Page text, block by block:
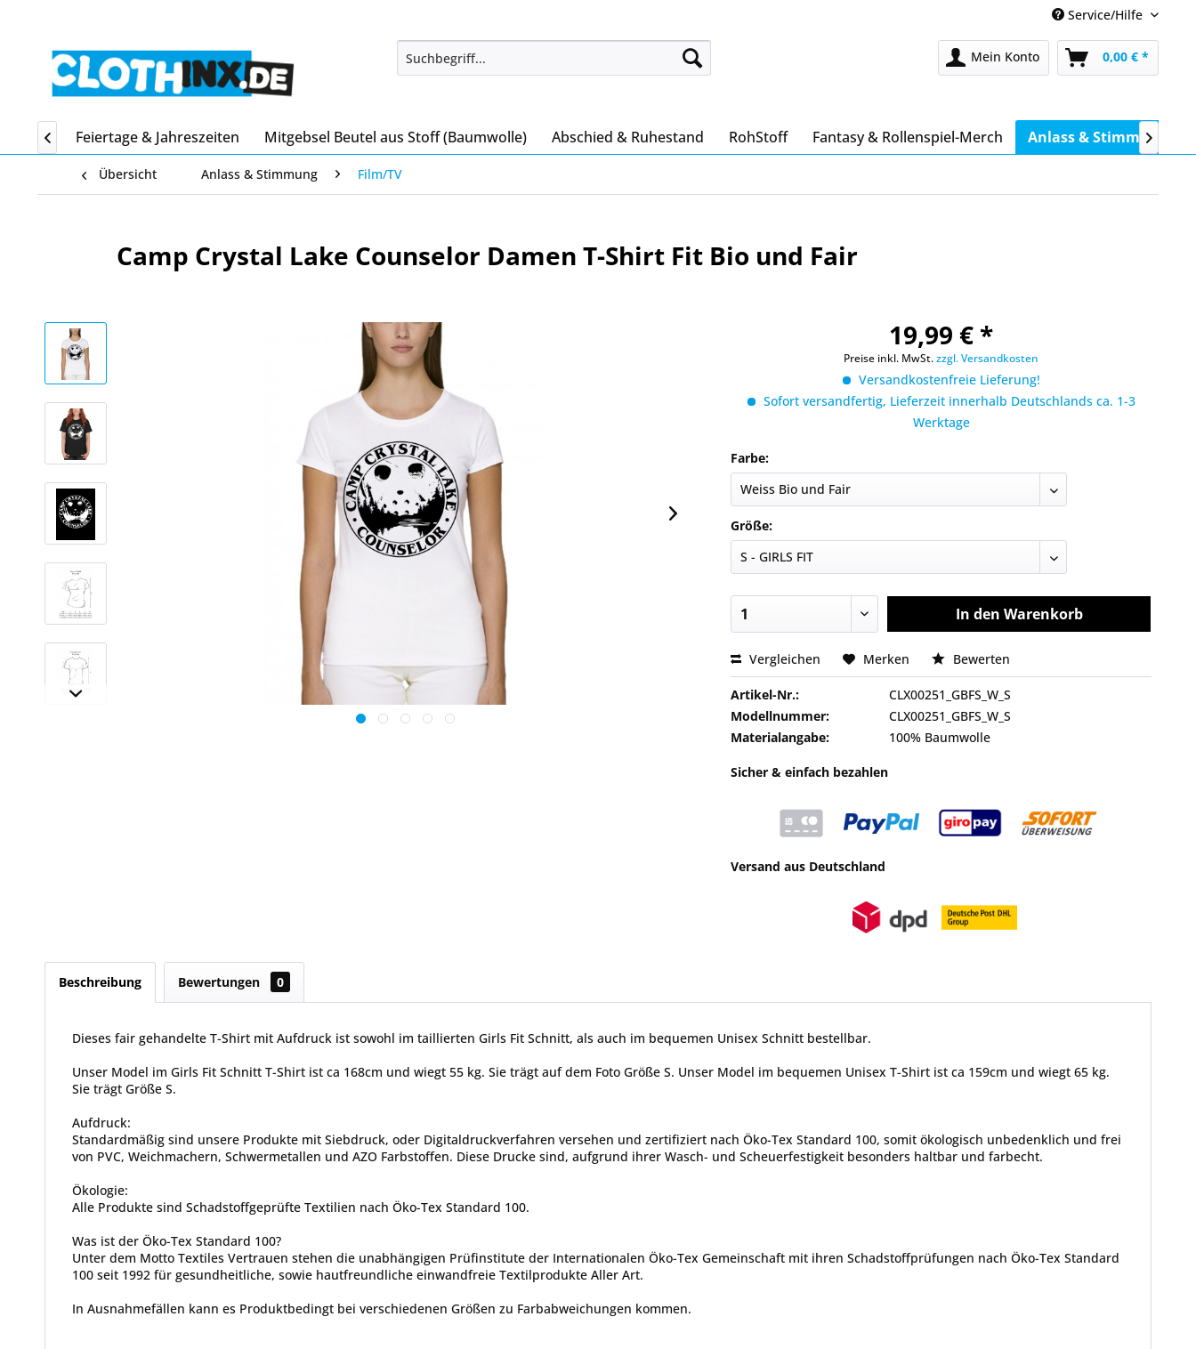
Service/Hilfe
Mein Konto 0,00 € *
Home Feiertage & Jahreszeiten Mitgebsel Beutel aus Stoff (Baumwolle) Abschied & Ruhestand RohStoff Fantasy & Rollenspiel-Merch Anlass & Stimmung
 
Übersicht Anlass & Stimmung Film/TV
Camp Crystal Lake Counselor Damen T-Shirt Fit Bio und Fair
19,99 € *
Preise inkl. MwSt.zzgl. Versandkosten
Versandkostenfreie Lieferung!
Sofort versandfertig, Lieferzeit innerhalb Deutschlands ca. 1-3
Werktage
Farbe:
Größe:
In den Warenkorb
Vergleichen Merken Bewerten
Artikel-Nr.:
CLX00251_GBFS_W_S
Modellnummer:
CLX00251_GBFS_W_S
Materialangabe:
100% Baumwolle
Sicher & einfach bezahlen
Versand aus Deutschland
Beschreibung Bewertungen 0
Dieses fair gehandelte T-Shirt mit Aufdruck ist sowohl im taillierten Girls Fit Schnitt, als auch im bequemen Unisex Schnitt bestellbar.
Unser Model im Girls Fit Schnitt T-Shirt ist ca 168cm und wiegt 55 kg. Sie trägt auf dem Foto Größe S. Unser Model im bequemen Unisex T-Shirt ist ca 159cm und wiegt 65 kg.
Sie trägt Größe S.
Aufdruck:
Standardmäßig sind unsere Produkte mit Siebdruck, oder Digitaldruckverfahren versehen und zertifiziert nach Öko-Tex Standard 100, somit ökologisch unbedenklich und frei
von PVC, Weichmachern, Schwermetallen und AZO Farbstoffen. Diese Drucke sind, aufgrund ihrer Wasch- und Scheuerfestigkeit besonders haltbar und farbecht.
Ökologie:
Alle Produkte sind Schadstoffgeprüfte Textilien nach Öko-Tex Standard 100.
Was ist der Öko-Tex Standard 100?
Unter dem Motto Textiles Vertrauen stehen die unabhängigen Prüfinstitute der Internationalen Öko-Tex Gemeinschaft mit ihren Schadstoffprüfungen nach Öko-Tex Standard
100 seit 1992 für gesundheitliche, sowie hautfreundliche einwandfreie Textilprodukte Aller Art.
In Ausnahmefällen kann es Produktbedingt bei verschiedenen Größen zu Farbabweichungen kommen.